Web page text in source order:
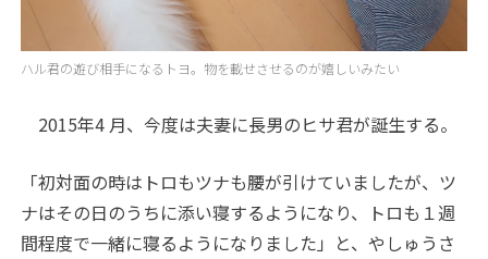
ハル君の遊び相手になるトヨ。物を載せさせるのが嬉しいみたい
2015年4 月、今度は夫妻に長男のヒサ君が誕生する。
「初対面の時はトロもツナも腰が引けていましたが、ツ
ナはその日のうちに添い寝するようになり、トロも１週
間程度で一緒に寝るようになりました」と、やしゅうさ